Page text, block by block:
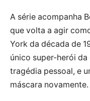
A série acompanha
que volta a agir
York da década de
único super-herói
tragédia pessoal, e
máscara novamente.